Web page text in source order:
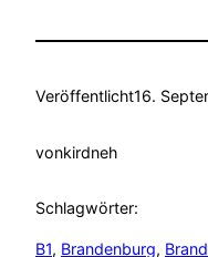
Veröffentlicht16.
vonkirdneh
Schlagwörter:
B1, Brandenburg,